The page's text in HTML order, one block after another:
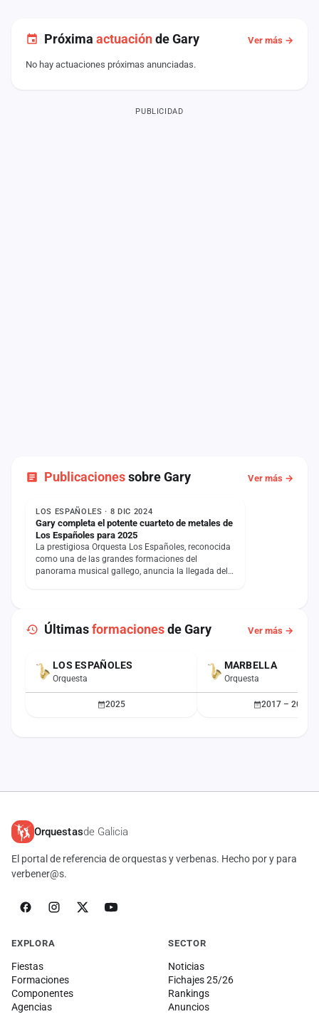
Próxima actuaciónde Gary Ver más →
No hay actuaciones próximas anunciadas.
PUBLICIDAD
Publicacionessobre Gary Ver más →
NOTICIA
LOS ESPAÑOLES · 8 DIC 2024
Gary completa el potente cuarteto de metales de
Los Españoles para 2025
La prestigiosa Orquesta Los Españoles, reconocida
como una de las grandes formaciones del
panorama musical gallego, anuncia la llegada del
Últimasformacionesde Gary Ver más →
LOS ESPAÑOLES
Orquesta
2025
MARBELLA
Orquesta
2017 – 2024
Orquestasde Galicia
El portal de referencia de orquestas y verbenas. Hecho por y para
verbener@s.
EXPLORA
Fiestas
Formaciones
Componentes
Agencias
SECTOR
Noticias
Fichajes 25/26
Rankings
Anuncios